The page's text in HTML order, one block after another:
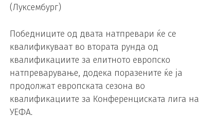
(Луксембург)
Победниците од двата натпревари ќе се
квалификуваат во втората рунда од
квалификациите за елитното европско
натпреварување, додека поразените ќе ја
продолжат европската сезона во
квалификациите за Конференциската лига на
УЕФА.